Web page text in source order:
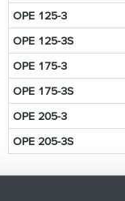
OPE 125-3
OPE 125-3S
OPE 175-3
OPE 175-3S
OPE 205-3
OPE 205-3S